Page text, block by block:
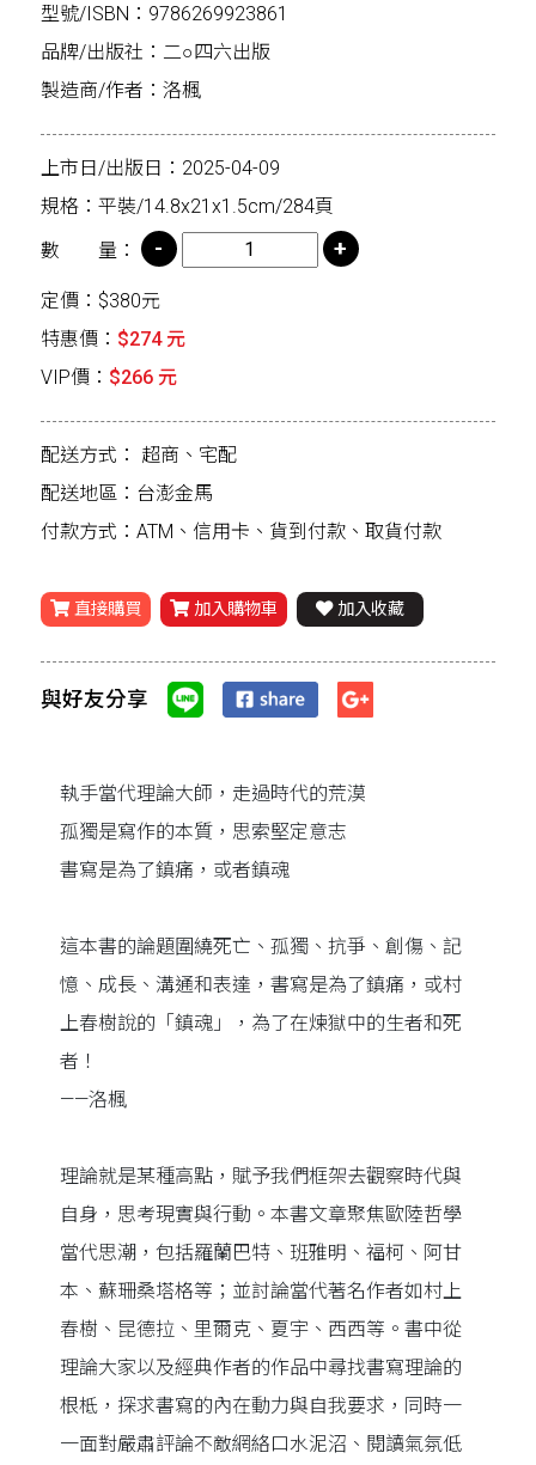
型號/ISBN：9786269923861
品牌/出版社：二○四六出版
製造商/作者：洛楓
上市日/出版日：2025-04-09
規格：平裝/14.8x21x1.5cm/284頁
數 量：
定價：$380元
特惠價： $274 元
VIP價： $266 元
配送方式： 超商、宅配
配送地區：台澎金馬
付款方式：ATM、信用卡、貨到付款、取貨付款
直接購買 加入購物車 加入收藏
與好友分享
執手當代理論大師，走過時代的荒漠
孤獨是寫作的本質，思索堅定意志
書寫是為了鎮痛，或者鎮魂
這本書的論題圍繞死亡、孤獨、抗爭、創傷、記
憶、成長、溝通和表達，書寫是為了鎮痛，或村
上春樹說的「鎮魂」，為了在煉獄中的生者和死
者！
——洛楓
理論就是某種高點，賦予我們框架去觀察時代與
自身，思考現實與行動。本書文章聚焦歐陸哲學
當代思潮，包括羅蘭巴特、班雅明、福柯、阿甘
本、蘇珊桑塔格等；並討論當代著名作者如村上
春樹、昆德拉、里爾克、夏宇、西西等。書中從
理論大家以及經典作者的作品中尋找書寫理論的
根柢，探求書寫的內在動力與自我要求，同時一
一面對嚴肅評論不敵網絡口水泥沼、閱讀氣氛低